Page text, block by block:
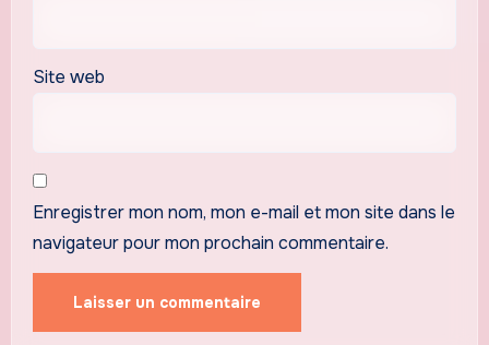
Site web
Enregistrer mon nom, mon e-mail et mon site dans le
navigateur pour mon prochain commentaire.